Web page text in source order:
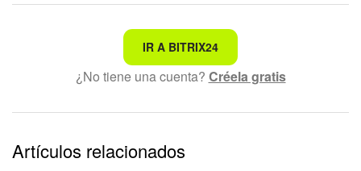
No es lo que estoy buscando
Texto complicado e incomprensible
La información está desactualizada
La explicación es demasiado corta. Necesito más
información
IR A BITRIX24
¿No tiene una cuenta? Créela gratis
Artículos relacionados